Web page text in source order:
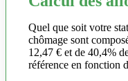
Quel que soit votre
chômage sont
12,47 € et de 40,4%
référence en fonction